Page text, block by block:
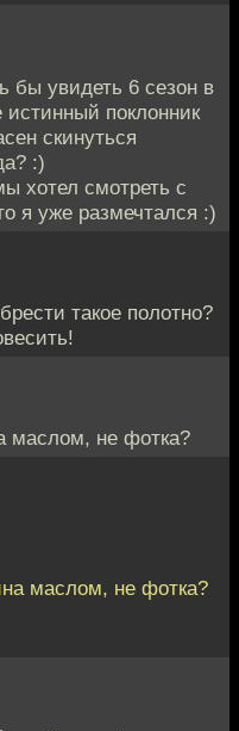
бы увидеть 6 сезон в
поклонник
скинуться
:)
хотел смотреть с
я уже размечтался :)
такое полотно?
маслом, не фотка?
маслом, не фотка?